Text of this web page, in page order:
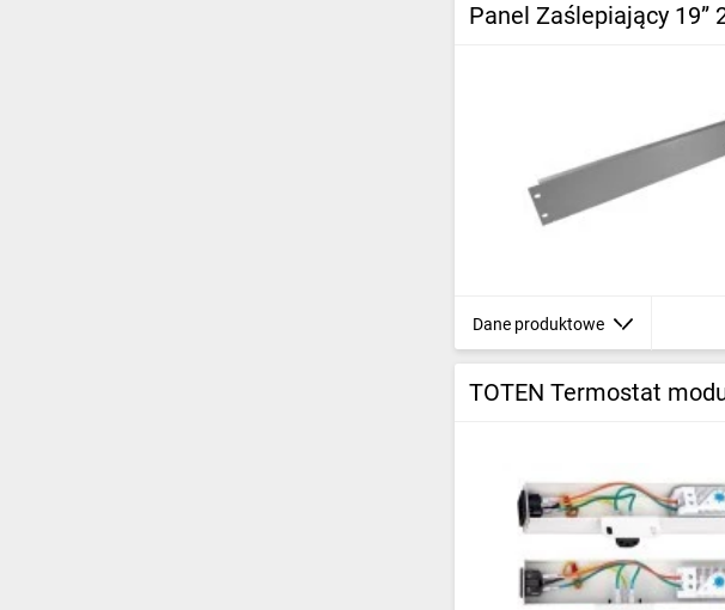
Panel Zaślepiający 19”
Dane produktowe
TOTEN Termostat